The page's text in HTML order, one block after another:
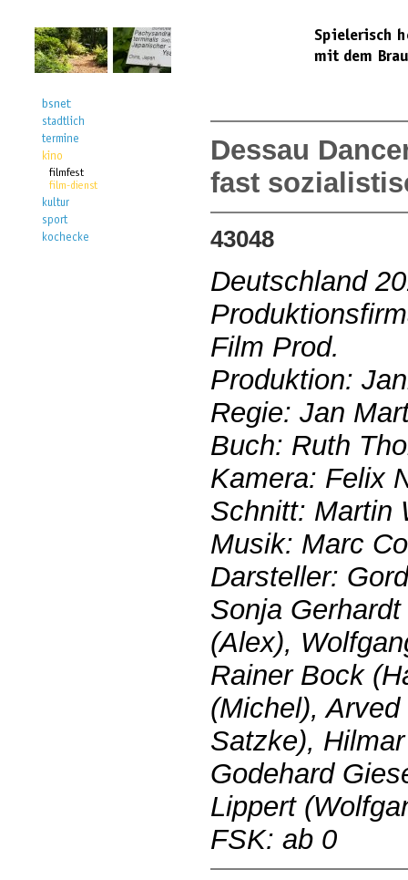
Dessau
fast
43048
Deutschland
Film Prod.
Produktion:
Regie: Jan
Buch: Ruth
Kamera: Felix
Schnitt: Martin
Musik: Marc
Darsteller:
Sonja
(Alex),
Rainer Bock
(Michel),
Satzke),
Godehard
Lippert
FSK: ab 0